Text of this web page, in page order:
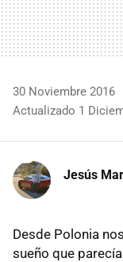
30 Noviembre 2016
Actualizado 1
Jesús
Desde Polonia
sueño que